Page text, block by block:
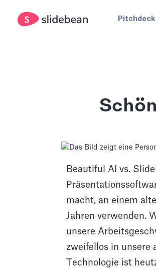
Pitchdeck
Beautiful AI vs.
macht, an einem
Jahren verwenden.
unsere
zweifellos in unsere
Technologie ist